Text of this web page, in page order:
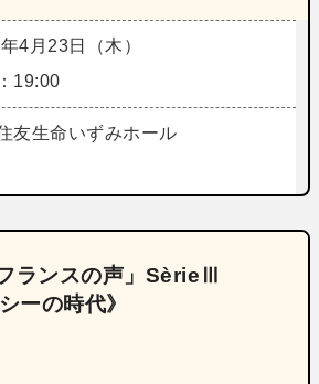
4月23日（木）
19:00
友生命いずみホール
ランスの声」SèrieⅢ
ーの時代》